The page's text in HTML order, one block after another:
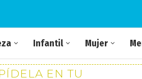
Infantil Mujer
EN TU